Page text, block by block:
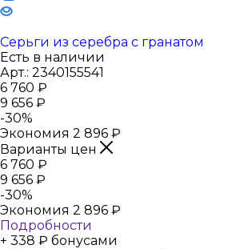
Серьги из серебра с гранатом
Есть в наличии
Арт.: 2340155541
6 760 ₽
9 656 ₽
-30%
Экономия 2 896 ₽
Варианты цен
6 760 ₽
9 656 ₽
-30%
Экономия 2 896 ₽
Подробности
+ 338 ₽ бонусами